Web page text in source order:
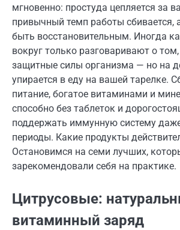
мгновенно: простуда цепляется за
привычный темп работы сбивается,
быть восстановительным. Иногда
вокруг только разговаривают о
защитные силы организма — но на
упирается в еду на вашей тарелке.
питание, богатое витаминами и
способно без таблеток и
поддержать иммунную систему
периоды. Какие продукты
Остановимся на семи лучших,
зарекомендовали себя на практике.
Цитрусовые:
витаминный заряд